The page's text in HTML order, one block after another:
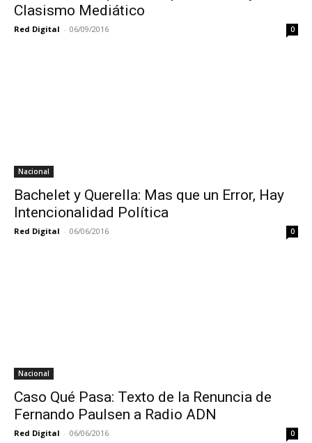
Clasismo Mediático
Red Digital - 06/09/2016 0
Nacional
Bachelet y Querella: Mas que un Error, Hay
Intencionalidad Política
Red Digital - 06/06/2016 0
Nacional
Caso Qué Pasa: Texto de la Renuncia de
Fernando Paulsen a Radio ADN
Red Digital - 06/06/2016 0